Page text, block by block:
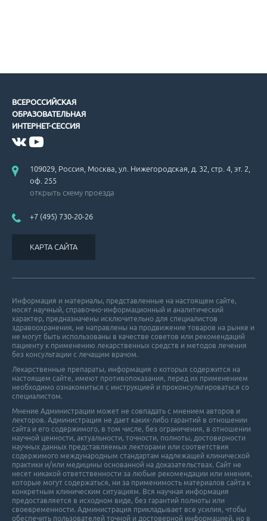
ВСЕРОССИЙСКАЯ
ОБРАЗОВАТЕЛЬНАЯ
ИНТЕРНЕТ-СЕССИЯ
109029, Россия, Москва, ул. Нижегородская, д. 32, стр. 4, эт. 2,
оф. 255
открыть схему проезда
+7 (495) 730-20-26
КАРТА САЙТА
Информация и материалы, представленные на настоящем сайте,
носят научный, справочно-информационный и аналитический
характер, предназначены исключительно для специалистов
здравоохранения, не направлены на продвижение товаров на рынке и
не могут быть использованы в качестве советов или рекомендаций
пациенту к применению лекарственных средств и методов лечения
без консультации с лечащим врачом.
Лекарственные препараты, информация о которых содержится на
настоящем сайте, имеют противопоказания, перед их применением
необходимо ознакомиться с инструкцией и проконсультироваться со
специалистом.
Мнение Администрации может не совпадать с мнением авторов и
лекторов. Администрация не дает каких-либо гарантий в отношении
cайта и его cодержимого, в том числе, без ограничения, в отношении
научной ценности, актуальности, точности, полноты, достоверности
научных данных представляемых лекторами или соответствия
содержимого международным стандартам надлежащей клинической
практики и/или медицины основанной на доказательствах. Сайт не
несет никакой ответственности за любые рекомендации или мнения,
которые могут содержаться, ни за применимость материалов сайта к
конкретным клиническим ситуациям. Вся научная информация
предоставляется в исходном виде, без гарантий полноты или
своевременности. Администрация прикладывает все усилия, чтобы
обеспечить пользователей точной и достоверной информацией, но в